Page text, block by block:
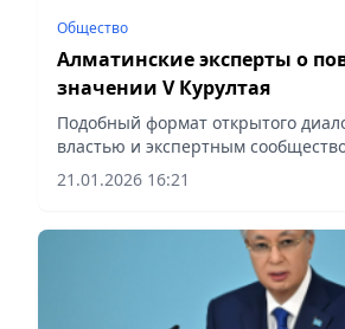
Общество
Алматинские эксперты о
значении V Курултая
Подобный формат открытого
властью и экспертным
поднимать острые вопросы,
21.01.2026 16:21